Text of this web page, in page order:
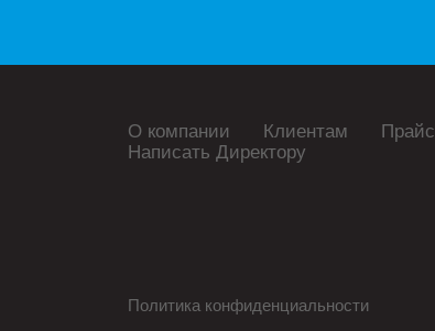
О компании Клиентам Прайс
Написать Директору
Политика конфиденциальности